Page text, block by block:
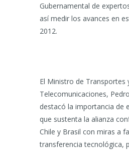
Gubernamental de
así medir los avances en
2012.
El Ministro de Transportes
Telecomunicaciones,
destacó la importancia de
que sustenta la alianza
Chile y Brasil con miras a
transferencia tecnológica,